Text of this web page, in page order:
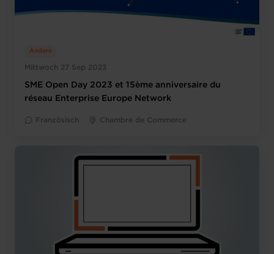
Mittwoch 27 Sep 2023
Andere
SME Open Day 2023 et 15ème anniversaire du
réseau Enterprise Europe Network
Französisch Chambre de Commerce